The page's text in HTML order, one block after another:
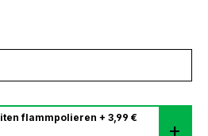
flammpolieren + 3,99 €